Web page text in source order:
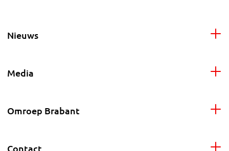
Nieuws
Media
Omroep Brabant
Contact